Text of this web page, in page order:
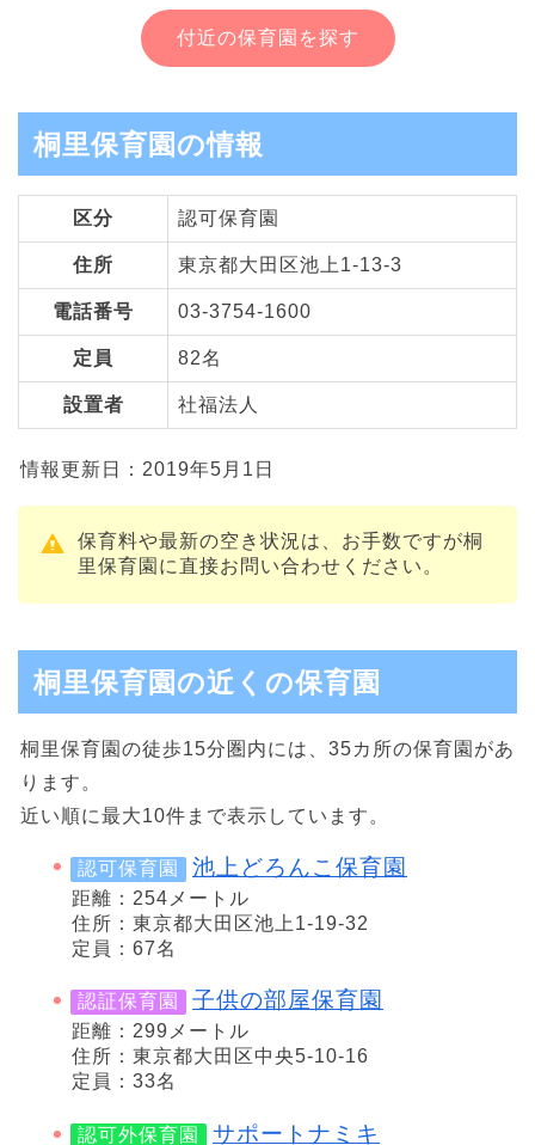
付近の保育園を探す
桐里保育園の情報
区分 認可保育園
住所 東京都大田区池上1-13-3
電話番号 03-3754-1600
定員 82名
設置者 社福法人
情報更新日：2019年5月1日
保育料や最新の空き状況は、お手数ですが桐
里保育園に直接お問い合わせください。
桐里保育園の近くの保育園
桐里保育園の徒歩15分圏内には、35カ所の保育園があ
ります。
近い順に最大10件まで表示しています。
認可保育園 池上どろんこ保育園
距離：254メートル
住所：東京都大田区池上1-19-32
定員：67名
認証保育園 子供の部屋保育園
距離：299メートル
住所：東京都大田区中央5-10-16
定員：33名
認可外保育園 サポートナミキ